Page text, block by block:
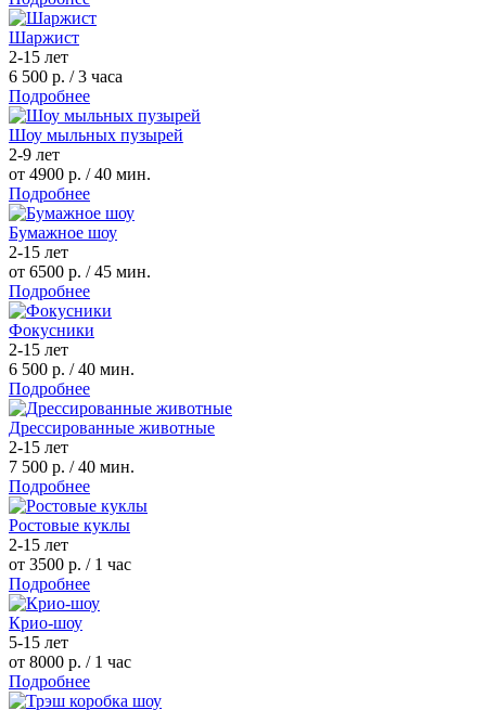
Шаржист
2-15 лет
6 500 р. / 3 часа
Подробнее
Шоу мыльных пузырей
2-9 лет
от 4900 р. / 40 мин.
Подробнее
Бумажное шоу
2-15 лет
от 6500 р. / 45 мин.
Подробнее
Фокусники
2-15 лет
6 500 р. / 40 мин.
Подробнее
Дрессированные животные
2-15 лет
7 500 р. / 40 мин.
Подробнее
Ростовые куклы
2-15 лет
от 3500 р. / 1 час
Подробнее
Крио-шоу
5-15 лет
от 8000 р. / 1 час
Подробнее